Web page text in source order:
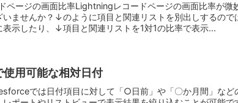
ページの画面比率Lightningレコードページの画面比率が微
ませんか？↓のように項目と関連リストを別出しするので
示したり、↓項目と関連リストを1対1の比率で表示...
用可能な相対日付
では日付項目に対して「○日前」や「〇か月間」など